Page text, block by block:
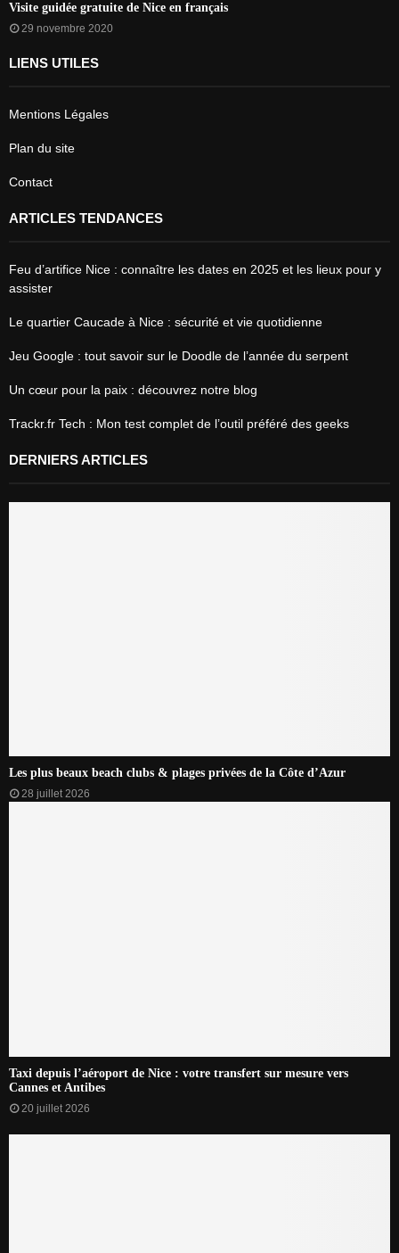
Visite guidée gratuite de Nice en français
29 novembre 2020
LIENS UTILES
Mentions Légales
Plan du site
Contact
ARTICLES TENDANCES
Feu d’artifice Nice : connaître les dates en 2025 et les lieux pour y
assister
Le quartier Caucade à Nice : sécurité et vie quotidienne
Jeu Google : tout savoir sur le Doodle de l’année du serpent
Un cœur pour la paix : découvrez notre blog
Trackr.fr Tech : Mon test complet de l’outil préféré des geeks
DERNIERS ARTICLES
Les plus beaux beach clubs & plages privées de la Côte d’Azur
28 juillet 2026
Taxi depuis l’aéroport de Nice : votre transfert sur mesure vers
Cannes et Antibes
20 juillet 2026